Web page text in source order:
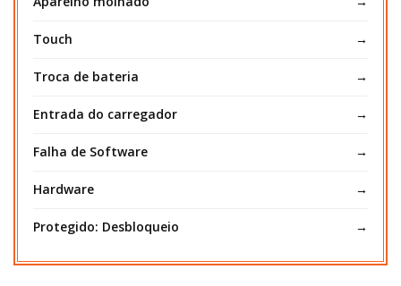
Touch
Troca de bateria
Entrada do carregador
Falha de Software
Hardware
Protegido: Desbloqueio